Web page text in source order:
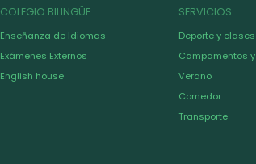
COLEGIO BILINGÜE
Enseñanza de Idiomas
Exámenes Externos
English house
SERVICIOS
Deporte y
Campamentos
Verano
Comedor
Transporte